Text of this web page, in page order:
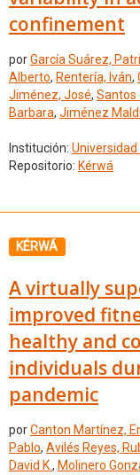
confinement
porGarcía Suárez,
Alberto, Rentería, Iván,
Jiménez, José, Santos
Barbara, Jiménez
Institución: Universidad
Repositorio: Kérwá
KÉRWÁ
A virtually
improved
healthy and
individuals
pandemic
porCanton Martínez,
Pablo, Avilés Reyes,
David K., Molinero